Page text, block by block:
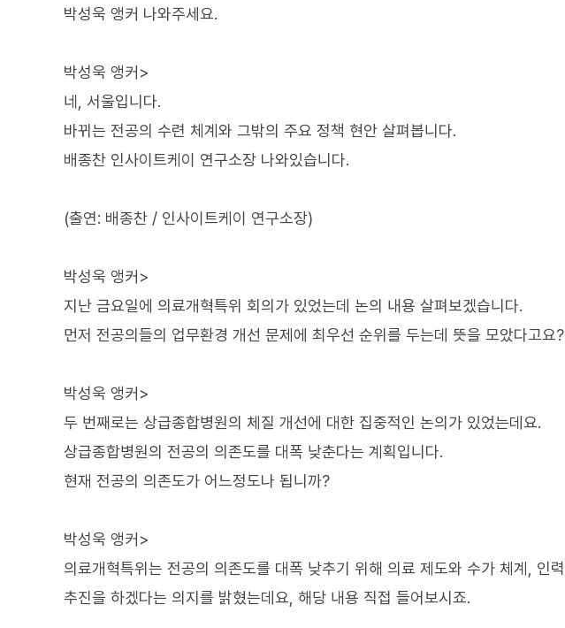
박성욱 앵커 나와주세요.
박성욱 앵커>
네, 서울입니다.
바뀌는 전공의 수련 체계와 그밖의 주요 정책 현안 살펴봅니다.
배종찬 인사이트케이 연구소장 나와있습니다.
(출연: 배종찬 / 인사이트케이 연구소장)
박성욱 앵커>
지난 금요일에 의료개혁특위 회의가 있었는데 논의 내용 살펴보겠습니다.
먼저 전공의들의 업무환경 개선 문제에 최우선 순위를 두는데 뜻을 모았다고요?
박성욱 앵커>
두 번째로는 상급종합병원의 체질 개선에 대한 집중적인 논의가 있었는데요.
상급종합병원의 전공의 의존도를 대폭 낮춘다는 계획입니다.
현재 전공의 의존도가 어느정도나 됩니까?
박성욱 앵커>
의료개혁특위는 전공의 의존도를 대폭 낮추기 위해 의료 제도와 수가 체계, 인
추진을 하겠다는 의지를 밝혔는데요, 해당 내용 직접 들어보시죠.